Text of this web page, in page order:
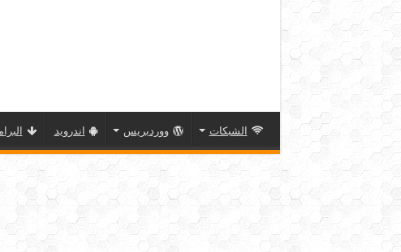
الشبكات ووردبريس اندرويد